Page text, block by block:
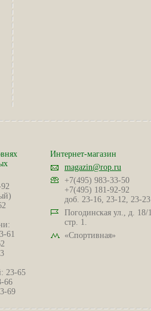
61
23-65
66
69
Интернет-магазин
magazin@rop.ru
+7(495) 983-33-50
+7(495) 181-92-92
доб. 23-16, 23-12, 23-23
Погодинская ул., д. 18/1,
стр. 1.
«Спортивная»